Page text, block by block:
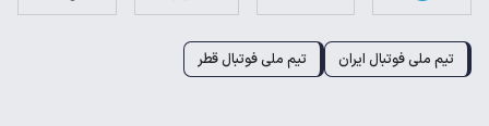
تیم ملی فوتبال ایران تیم ملی فوتبال قطر